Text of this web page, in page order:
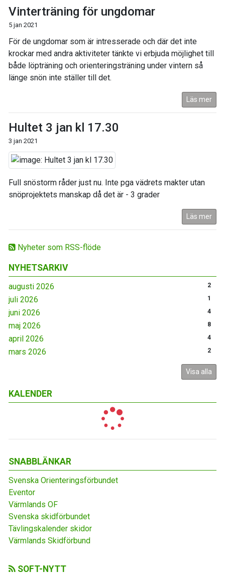
Nyheter som RSS-flöde
NYHETSARKIV
augusti 2026 2
juli 2026 1
juni 2026 4
maj 2026 8
april 2026 4
mars 2026 2
Visa alla
KALENDER
Vinterträning för ungdomar
5 jan 2021
För de ungdomar som är intresserade och där det inte
krockar med andra aktiviteter tänkte vi erbjuda möjlighet till
både löpträning och orienteringsträning under vintern så
länge snön inte ställer till det.
Läs mer
Hultet 3 jan kl 17.30
3 jan 2021
Full snöstorm råder just nu. Inte pga vädrets makter utan
snöprojektets manskap då det är - 3 grader
Läs mer
SNABBLÄNKAR
Svenska Orienteringsförbundet
Eventor
Värmlands OF
Svenska skidförbundet
Tävlingskalender skidor
Värmlands Skidförbund
SOFT-NYTT